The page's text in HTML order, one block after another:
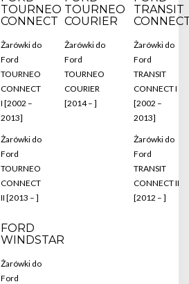
TOURNEO
CONNECT
Żarówki do
Ford
TOURNEO
CONNECT
I [2002 –
2013]
Żarówki do
Ford
TOURNEO
CONNECT
II [2013 – ]
TOURNEO
COURIER
Żarówki do
Ford
TOURNEO
COURIER
[2014 – ]
TRANSIT
Żarówki do
Ford
TRANSIT
CONNECT I
[2002 –
2013]
Żarówki do
Ford
TRANSIT
CONNECT II
[2012 – ]
FORD
WINDSTAR
Żarówki do
Ford